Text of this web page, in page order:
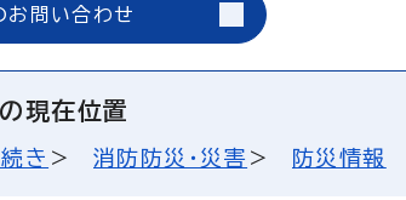
お問い合わせ
現在位置
続き 消防防災・災害 防災情報